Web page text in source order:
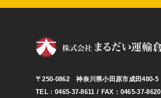
〒250-0862 神奈川県小田原市成田480-5
TEL : 0465-37-8611 / FAX : 0465-37-8620